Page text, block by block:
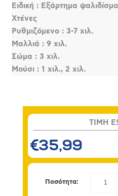
Ειδική : Εξάρτημα
Χτένες
Ρυθμιζόμενο : 3-7 χιλ.
Μαλλιά : 9 χιλ.
Σώμα : 3 χιλ.
Μούσι : 1 χιλ., 2 χιλ.
TIMH
€35,99
Ποσότητα: